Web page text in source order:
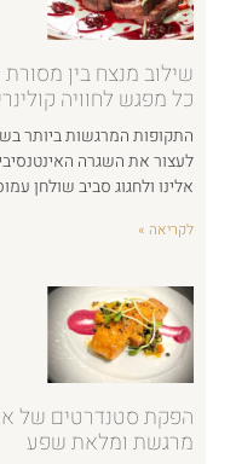
שילוב מנצח בין
כל מפגש לחוויה
התקופות המרגשות ביותר
לעצור את השגרה
אלינו ולחגוג סביב שולחן
לקריאה »
הפקת סטנדרטים של
מרגשת ומלאת שפע